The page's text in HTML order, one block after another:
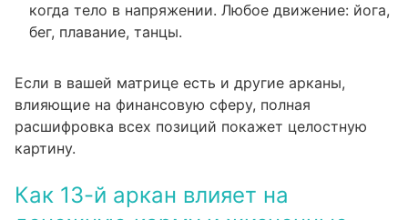
когда тело в напряжении. Любое движение: йога,
бег, плавание, танцы.
Если в вашей матрице есть и другие арканы,
влияющие на финансовую сферу, полная
расшифровка всех позиций покажет целостную
картину.
Как 13-й аркан влияет на